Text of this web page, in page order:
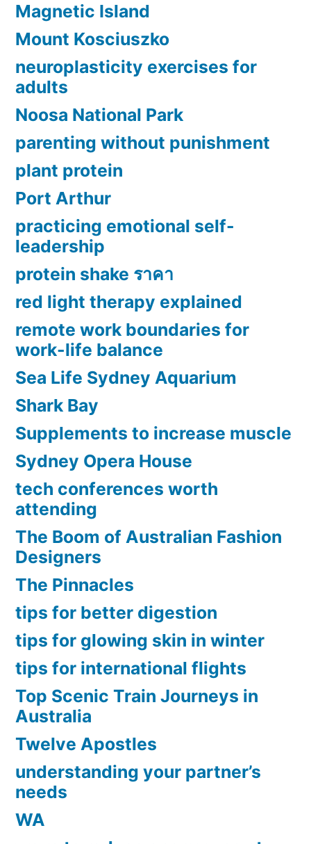
Magnetic Island
Mount Kosciuszko
neuroplasticity exercises for
adults
Noosa National Park
parenting without punishment
plant protein
Port Arthur
practicing emotional self-
leadership
protein shake ราคา
red light therapy explained
remote work boundaries for
work-life balance
Sea Life Sydney Aquarium
Shark Bay
Supplements to increase muscle
Sydney Opera House
tech conferences worth
attending
The Boom of Australian Fashion
Designers
The Pinnacles
tips for better digestion
tips for glowing skin in winter
tips for international flights
Top Scenic Train Journeys in
Australia
Twelve Apostles
understanding your partner’s
needs
WA